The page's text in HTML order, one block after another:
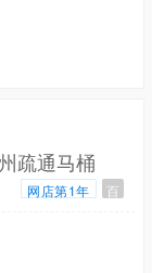
疏通马桶
网店第1年 百